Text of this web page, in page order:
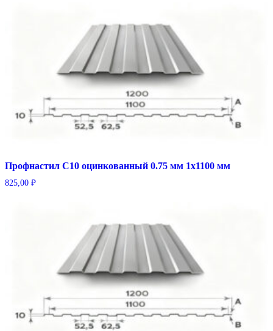
Профнастил С10 оцинкованный 0.75 мм 1х1100 мм
825,00 ₽